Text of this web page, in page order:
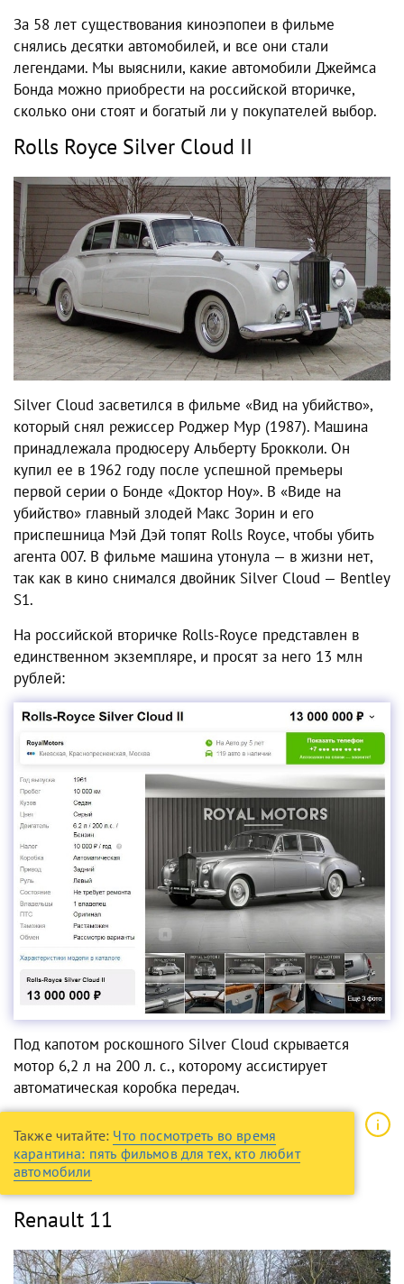
За 58 лет существования киноэпопеи в фильме
снялись десятки автомобилей, и все они стали
легендами. Мы выяснили, какие автомобили Джеймса
Бонда можно приобрести на российской вторичке,
сколько они стоят и богатый ли у покупателей выбор.
Rolls Royce Silver Cloud II
Silver Cloud засветился в фильме «Вид на убийство»,
который снял режиссер Роджер Мур (1987). Машина
принадлежала продюсеру Альберту Брокколи. Он
купил ее в 1962 году после успешной премьеры
первой серии о Бонде «Доктор Ноу». В «Виде на
убийство» главный злодей Макс Зорин и его
приспешница Мэй Дэй топят Rolls Royce, чтобы убить
агента 007. В фильме машина утонула — в жизни нет,
так как в кино снимался двойник Silver Cloud — Bentley
S1.
На российской вторичке Rolls-Royce представлен в
единственном экземпляре, и просят за него 13 млн
рублей:
Под капотом роскошного Silver Cloud скрывается
мотор 6,2 л на 200 л. с., которому ассистирует
автоматическая коробка передач.
Также читайте: Что посмотреть во время
карантина: пять фильмов для тех, кто любит
автомобили
Renault 11